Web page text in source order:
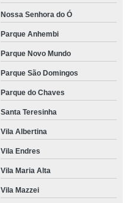
Nossa Senhora do Ó
Parque Anhembi
Parque Novo Mundo
Parque São Domingos
Parque do Chaves
Santa Teresinha
Vila Albertina
Vila Endres
Vila Maria Alta
Vila Mazzei